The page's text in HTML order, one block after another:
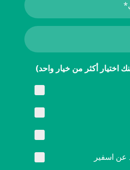
اختيار أكثر من خيار واحد)
عن اسفير